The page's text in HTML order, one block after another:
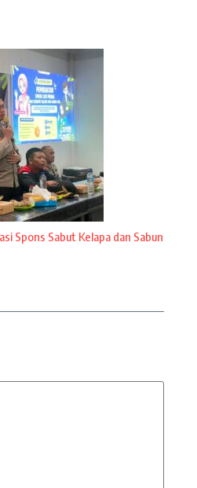
Spons Sabut Kelapa dan Sabun